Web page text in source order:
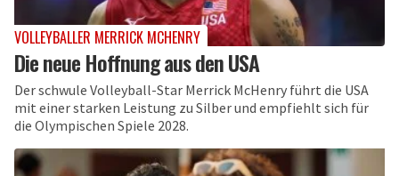
VOLLEYBALLER MERRICK MCHENRY
Die neue Hoffnung aus den USA
Der schwule Volleyball-Star Merrick McHenry führt die USA
mit einer starken Leistung zu Silber und empfiehlt sich für
die Olympischen Spiele 2028.